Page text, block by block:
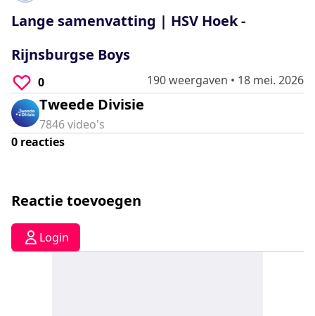
seconds
Lange samenvatting | HSV Hoek -
Rijnsburgse Boys
0 190 weergaven • 18 mei. 2026
Tweede Divisie
7846video's
0 reacties
Reactie toevoegen
Login